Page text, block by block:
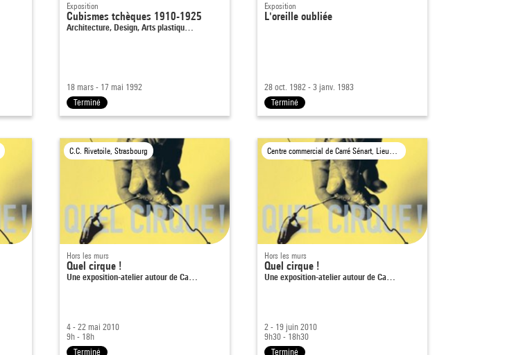
Exposition
Cubismes tchèques 1910-1925
Architecture, Design, Arts plastiqu…
18 mars - 17 mai 1992
Terminé
Exposition
L'oreille oubliée
28 oct. 1982 - 3 janv. 1983
Terminé
C.C. Rivetoile, Strasbourg
Hors les murs
Quel cirque !
Une exposition-atelier autour de Ca…
4 - 22 mai 2010
9h - 18h
Terminé
Centre commercial de Carré Sénart, Lieusaint
Hors les murs
Quel cirque !
Une exposition-atelier autour de Ca…
2 - 19 juin 2010
9h30 - 18h30
Terminé